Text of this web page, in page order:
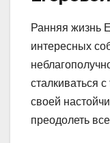
Ранняя жизнь
интересных
сталкиваться
своей
преодолеть